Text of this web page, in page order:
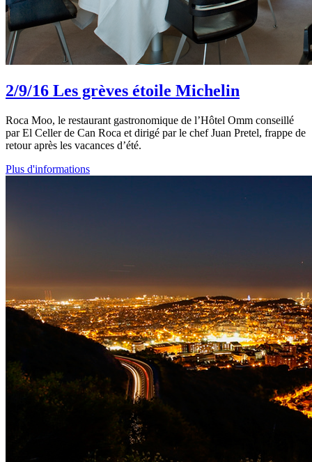
2/9/16 Les grèves étoile Michelin
Roca Moo, le restaurant gastronomique de l’Hôtel Omm conseillé
par El Celler de Can Roca et dirigé par le chef Juan Pretel, frappe de
retour après les vacances d’été.
Plus d'informations